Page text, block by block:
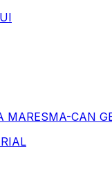
MARESMA-CAN